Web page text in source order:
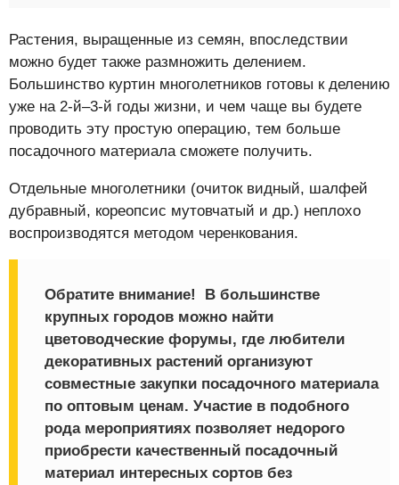
Растения, выращенные из семян, впоследствии
можно будет также размножить делением.
Большинство куртин многолетников готовы к делению
уже на 2-й–3-й годы жизни, и чем чаще вы будете
проводить эту простую операцию, тем больше
посадочного материала сможете получить.
Отдельные многолетники (очиток видный, шалфей
дубравный, кореопсис мутовчатый и др.) неплохо
воспроизводятся методом черенкования.
Обратите внимание!
В большинстве
крупных городов можно найти
цветоводческие форумы, где любители
декоративных растений организуют
совместные закупки посадочного материала
по оптовым ценам. Участие в подобного
рода мероприятиях позволяет недорого
приобрести качественный посадочный
материал интересных сортов без